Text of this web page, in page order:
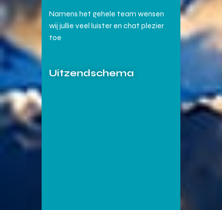
Namens het gehele team wensen
wij jullie veel luister en chat plezier
toe
Uitzendschema